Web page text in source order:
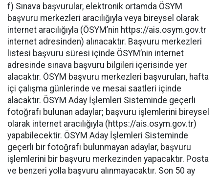
f) Sınava başvurular, elektronik ortamda ÖSYM
başvuru merkezleri aracılığıyla veya bireysel olarak
internet aracılığıyla (ÖSYM’nin https://ais.osym.gov.tr
internet adresinden) alınacaktır. Başvuru merkezleri
listesi başvuru süresi içinde ÖSYM’nin internet
adresinde sınava başvuru bilgileri içerisinde yer
alacaktır. ÖSYM başvuru merkezleri başvuruları, hafta
içi çalışma günlerinde ve mesai saatleri içinde
alacaktır. ÖSYM Aday İşlemleri Sisteminde geçerli
fotoğrafı bulunan adaylar; başvuru işlemlerini bireysel
olarak internet aracılığıyla (https://ais.osym.gov.tr)
yapabilecektir. ÖSYM Aday İşlemleri Sisteminde
geçerli bir fotoğrafı bulunmayan adaylar, başvuru
işlemlerini bir başvuru merkezinden yapacaktır. Posta
ve benzeri yolla başvuru alınmayacaktır. Son 50 ay